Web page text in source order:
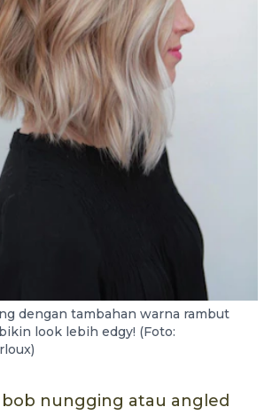
dengan tambahan warna rambut
look lebih edgy! (Foto:
bob nungging atau angled